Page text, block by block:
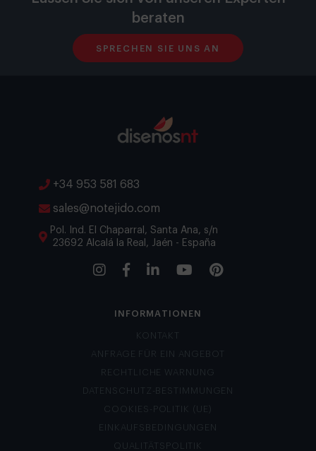
beraten
SPRECHEN SIE UNS AN
+34 953 581 683
sales@notejido.com
Pol. Ind. El Chaparral, Santa Ana, s/n
23692 Alcalá la Real, Jaén - España
INFORMATIONEN
KONTAKT
ANFRAGE FÜR EIN ANGEBOT
RECHTLICHE WARNUNG
DATENSCHUTZ-BESTIMMUNGEN
COOKIES-POLITIK (UE)
EINKAUFSBEDINGUNGEN
QUALITÄTSPOLITIK